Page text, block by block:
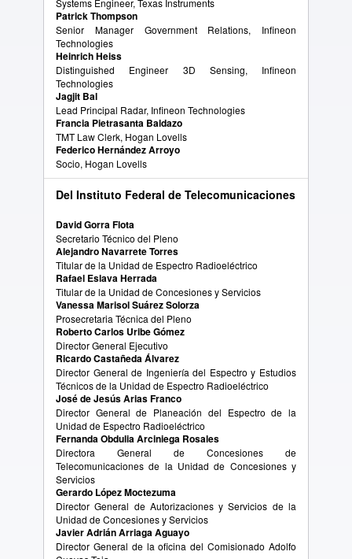
Systems Engineer, Texas Instruments
Patrick Thompson
Senior Manager Government Relations, Infineon
Technologies
Heinrich Heiss
Distinguished Engineer 3D Sensing, Infineon
Technologies
Jagjit Bal
Lead Principal Radar, Infineon Technologies
Francia Pietrasanta Baldazo
TMT Law Clerk, Hogan Lovells
Federico Hernández Arroyo
Socio, Hogan Lovells
Del Instituto Federal de Telecomunicaciones
David Gorra Flota
Secretario Técnico del Pleno
Alejandro Navarrete Torres
Titular de la Unidad de Espectro Radioeléctrico
Rafael Eslava Herrada
Titular de la Unidad de Concesiones y Servicios
Vanessa Marisol Suárez Solorza
Prosecretaria Técnica del Pleno
Roberto Carlos Uribe Gómez
Director General Ejecutivo
Ricardo Castañeda Álvarez
Director General de Ingeniería del Espectro y Estudios
Técnicos de la Unidad de Espectro Radioeléctrico
José de Jesús Arias Franco
Director General de Planeación del Espectro de la
Unidad de Espectro Radioeléctrico
Fernanda Obdulia Arciniega Rosales
Directora General de Concesiones de
Telecomunicaciones de la Unidad de Concesiones y
Servicios
Gerardo López Moctezuma
Director General de Autorizaciones y Servicios de la
Unidad de Concesiones y Servicios
Javier Adrián Arriaga Aguayo
Director General de la oficina del Comisionado Adolfo